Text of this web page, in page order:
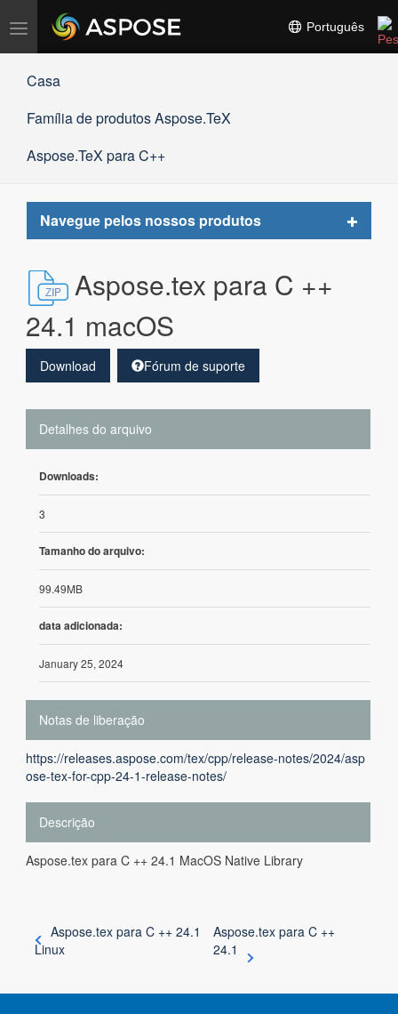
Alternar
navegação
Português
Casa
Família de produtos Aspose.TeX
Aspose.TeX para C++
Navegue pelos nossos produtos
Toggle
Aspose.tex para C ++
24.1 macOS
Download Fórum de suporte
Detalhes do arquivo
Downloads:
3
Tamanho do arquivo:
99.49MB
data adicionada:
January 25, 2024
Notas de liberação
https://releases.aspose.com/tex/cpp/release-notes/2024/asp
ose-tex-for-cpp-24-1-release-notes/
Descrição
Aspose.tex para C ++ 24.1 MacOS Native Library
Aspose.tex para C ++ 24.1
Linux
Aspose.tex para C ++
24.1